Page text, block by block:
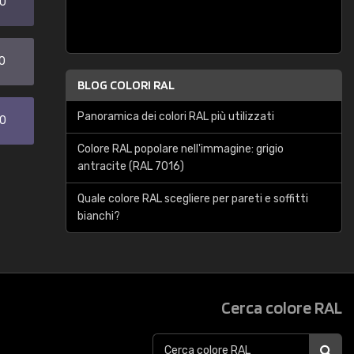
BLOG COLORI RAL
Panoramica dei colori RAL più utilizzati
Colore RAL popolare nell'immagine: grigio
antracite (RAL 7016)
Quale colore RAL scegliere per pareti e soffitti
bianchi?
Cerca colore RAL